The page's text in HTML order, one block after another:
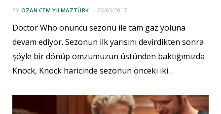
BY OZAN CEM YILMAZTÜRK 25/05/2017
Doctor Who onuncu sezonu ile tam gaz yoluna
devam ediyor. Sezonun ilk yarısını devirdikten sonra
şöyle bir dönüp omzumuzun üstünden baktığımızda
Knock, Knock haricinde sezonun önceki iki…